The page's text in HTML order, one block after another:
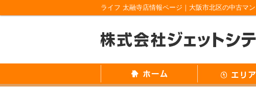
ライフ 太融寺店情報ページ｜大阪市北区の中古マ